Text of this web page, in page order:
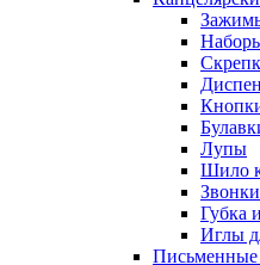
Лупы
Шило
Губка
Иглы
Письменные